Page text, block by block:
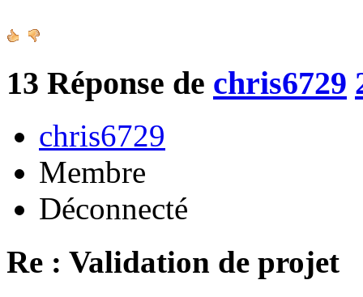
13 Réponse de chris6729
chris6729
Membre
Déconnecté
Re : Validation de projet